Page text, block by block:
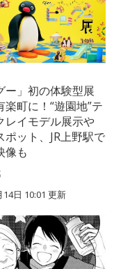
ー」初の体験型展
楽町に！“遊園地”テ
レイモデル展示や
ポット、JR上野駅で
像も
14日 10:01 更新